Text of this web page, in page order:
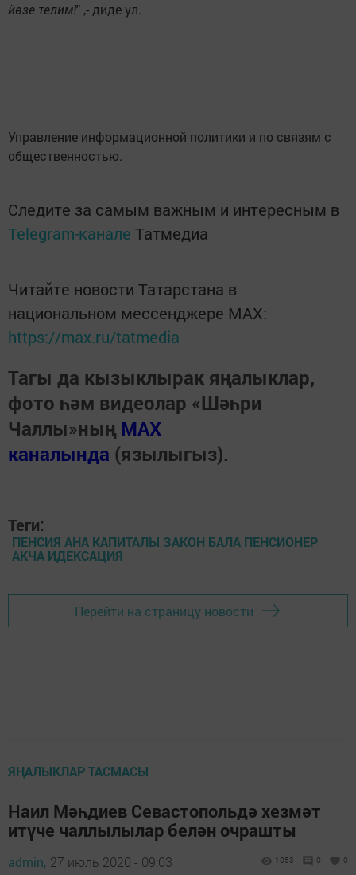
йөзе телим!" ,- диде ул.
Управление информационной политики и по связям с
общественностью.
Следите за самым важным и интересным в
Telegram-канале Татмедиа
Читайте новости Татарстана в
национальном мессенджере MАХ:
https://max.ru/tatmedia
Тагы да кызыклырак яңалыклар,
фото һәм видеолар «Шәһри
Чаллы»ның MAX
каналында (язылыгыз).
Теги:
ПЕНСИЯ АНА КАПИТАЛЫ ЗАКОН БАЛА ПЕНСИОНЕР
АКЧА ИДЕКСАЦИЯ
Перейти на страницу новости
ЯҢАЛЫКЛАР ТАСМАСЫ
Наил Мәһдиев Севастопольдә хезмәт
итүче чаллылылар белән очрашты
admin, 27 июль 2020 - 09:03 1053 0 0